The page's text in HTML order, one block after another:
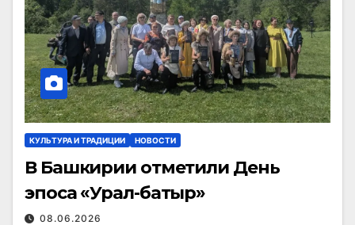
КУЛЬТУРА И ТРАДИЦИИ НОВОСТИ
В Башкирии отметили День
эпоса «Урал-батыр»
08.06.2026